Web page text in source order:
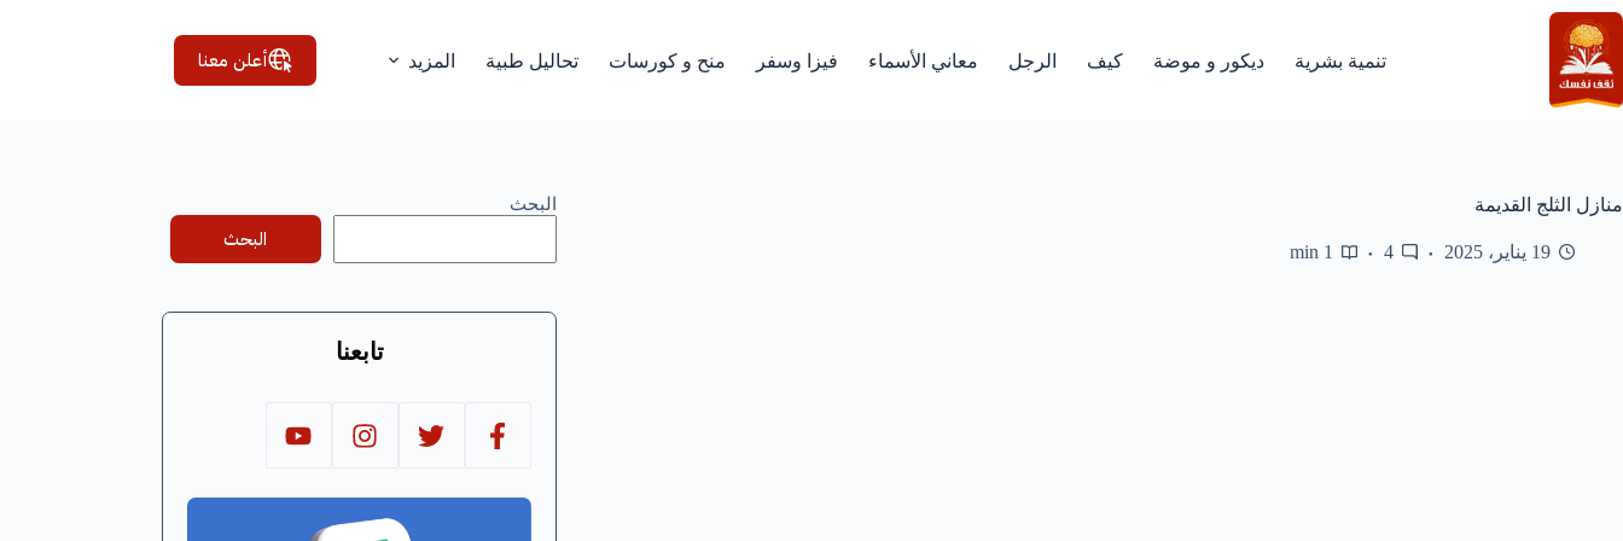
التجاوز
إلى
المحتوى
تنمية بشرية ديكور و موضة كيف الرجل معاني الأسماء فيزا وسفر منح و كورسات تحاليل طبية المزيد أعلن معنا
منازل الثلج القديمة
19 يناير، 2025 4
1 min
البحث
البحث
تابعنا